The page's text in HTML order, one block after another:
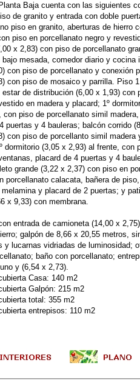
Baja cuenta con las siguientes
de granito y entrada con doble
piso en granito, aberturas de hierro
piso en porcellanato negro y
x 2,83) con piso de porcellanato
bajo mesada, comedor diario y cocina
con piso de porcellanato y conexión
con piso de mosaico y parrilla. Piso
estar de distribución (6,00 x 1,93) con
en madera y placard; 1º
con piso de porcellanato simil
puertas y 4 bauleras; balcón corrido
con piso de porcellanto simil madera
dormitorio (3,05 x 2,93) al frente, con
placard de 4 puertas y 4
grande (3,22 x 2,37) con piso en
porcellanato calacata, bañera de
y placard de 2 puertas; y
x 9,33) con membrana.
entrada de camioneta (14,00 x
galpón de 8,66 x 20,55 metros,
y lucarnas vidriadas de luminosidad;
baño con porcellanato;
y (6,54 x 2,73).
Casa: 140 m2
Galpón: 215 m2
total: 355 m2
entrepisos: 110 m2